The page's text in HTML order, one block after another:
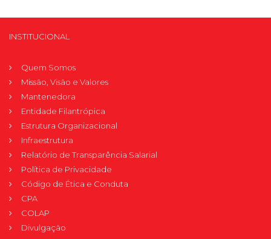
INSTITUCIONAL
Quem Somos
Missão, Visão e Valores
Mantenedora
Entidade Filantrópica
Estrutura Organizacional
Infraestrutura
Relatório de Transparência Salarial
Política de Privacidade
Código de Ética e Conduta
CPA
COLAP
Divulgação